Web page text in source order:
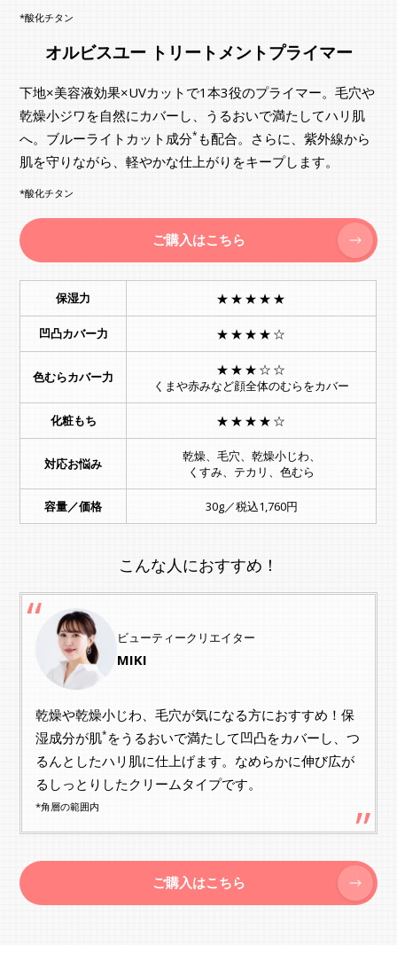
*酸化チタン
オルビスユー トリートメントプライマー
下地×美容液効果×UVカットで1本3役のプライマー。毛穴や
乾燥小ジワを自然にカバーし、うるおいで満たしてハリ肌
へ。ブルーライトカット成分* も配合。さらに、紫外線から
肌を守りながら、軽やかな仕上がりをキープします。
*酸化チタン
ご購入はこちら
保湿力 ★★★★★
凹凸カバー力 ★★★★☆
色むらカバー力 ★★★☆☆
くまや赤みなど顔全体のむらをカバー
化粧もち ★★★★☆
対応お悩み
乾燥、毛穴、乾燥小じわ、
くすみ、テカリ、色むら
容量／価格 30g／税込1,760円
こんな人におすすめ！
ビューティークリエイター
MIKI
乾燥や乾燥小じわ、毛穴が気になる方におすすめ！保
湿成分が肌* をうるおいで満たして凹凸をカバーし、つ
るんとしたハリ肌に仕上げます。なめらかに伸び広が
るしっとりしたクリームタイプです。
*角層の範囲内
ご購入はこちら